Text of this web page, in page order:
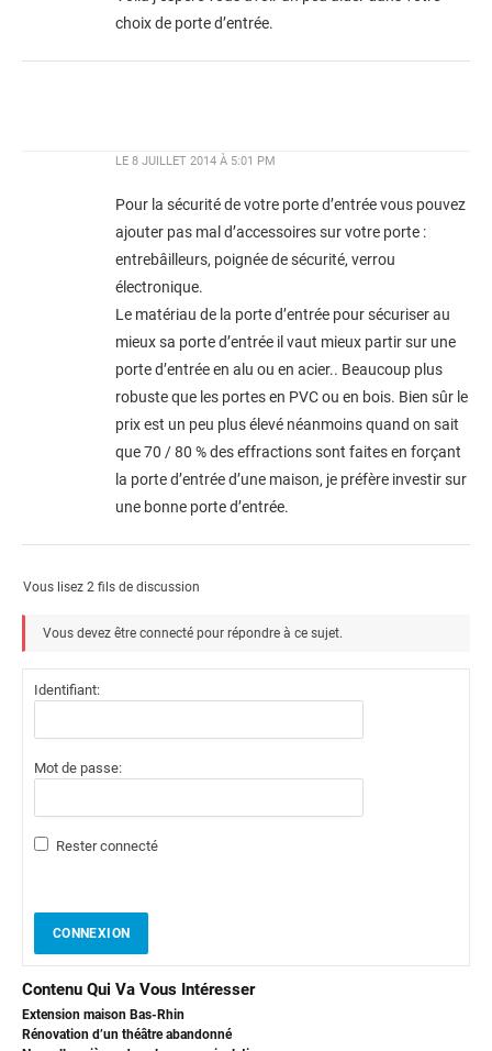
choix de porte d’entrée.
LE 8 JUILLET 2014 À 5:01 PM
Pour la sécurité de votre porte d’entrée vous pouvez
ajouter pas mal d’accessoires sur votre porte :
entrebâilleurs, poignée de sécurité, verrou
électronique.
Le matériau de la porte d’entrée pour sécuriser au
mieux sa porte d’entrée il vaut mieux partir sur une
porte d’entrée en alu ou en acier.. Beaucoup plus
robuste que les portes en PVC ou en bois. Bien sûr le
prix est un peu plus élevé néanmoins quand on sait
que 70 / 80 % des effractions sont faites en forçant
la porte d’entrée d’une maison, je préfère investir sur
une bonne porte d’entrée.
Vous lisez 2 fils de discussion
Vous devez être connecté pour répondre à ce sujet.
Identifiant:
Mot de passe:
Rester connecté
CONNEXION
Contenu Qui Va Vous Intéresser
Extension maison Bas-Rhin
Rénovation d’un théâtre abandonné